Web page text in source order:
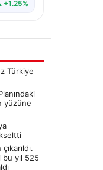
+1.25%
Türkiye
yüzüne
yıl 525